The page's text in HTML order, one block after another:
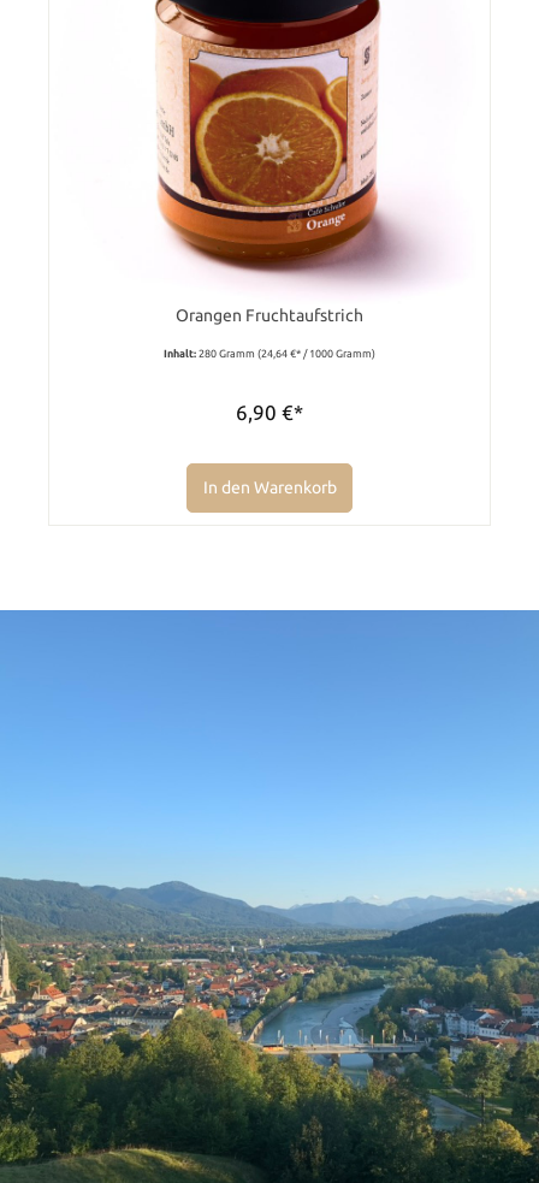
Orangen Fruchtaufstrich
Inhalt: 280 Gramm (24,64 €* / 1000 Gramm)
6,90 €*
In den Warenkorb